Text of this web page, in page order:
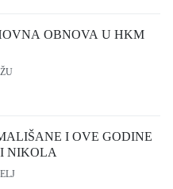
OBNOVA U HKM
I OVE GODINE
NIKOLA